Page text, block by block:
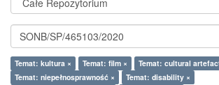
Temat: kultura × Temat: film ×
Temat: cultural
Temat: niepełnosprawność ×
Temat: disability ×